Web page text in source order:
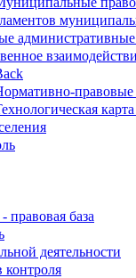
правовые
правовая база
деятельности
контроля